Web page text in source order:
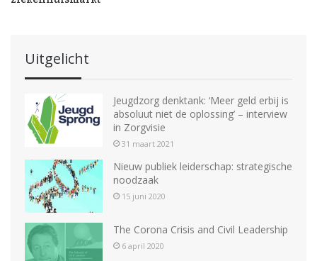
Uitgelicht
Jeugdzorg denktank: ‘Meer geld erbij is
absoluut niet de oplossing’ – interview
in Zorgvisie
31 maart 2021
Nieuw publiek leiderschap: strategische
noodzaak
15 juni 2020
The Corona Crisis and Civil Leadership
6 april 2020